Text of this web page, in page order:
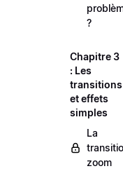
?
Chapitre 3
: Les
transitions
et effets
simples
La
zoom